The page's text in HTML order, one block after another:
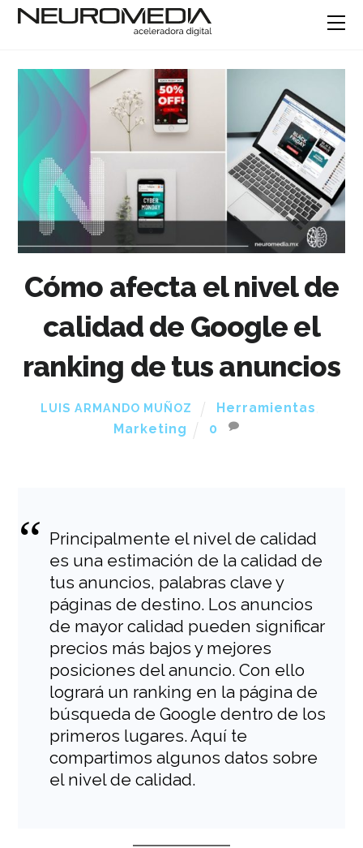
Cómo afecta el nivel de
calidad de Google el
ranking de tus anuncios
LUIS ARMANDO MUÑOZ Herramientas
Marketing
0
Principalmente el nivel de calidad
es una estimación de la calidad de
tus anuncios, palabras clave y
páginas de destino. Los anuncios
de mayor calidad pueden significar
precios más bajos y mejores
posiciones del anuncio. Con ello
logrará un ranking en la página de
búsqueda de Google dentro de los
primeros lugares. Aquí te
compartimos algunos datos sobre
el nivel de calidad.